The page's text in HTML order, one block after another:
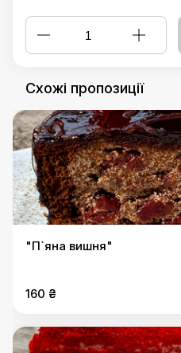
Схожі пропозиції
"П`яна вишня"
160 ₴